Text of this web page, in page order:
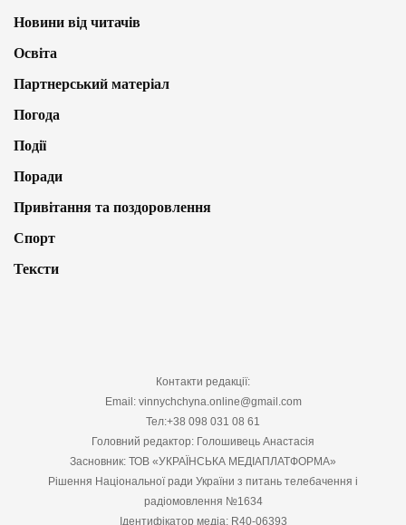
Новини від читачів
Освіта
Партнерський матеріал
Погода
Події
Поради
Привітання та поздоровлення
Спорт
Тексти
Контакти редакції:
Email: vinnychchyna.online@gmail.com
Тел:+38 098 031 08 61
Головний редактор: Голошивець Анастасія
Засновник: ТОВ «УКРАЇНСЬКА МЕДІАПЛАТФОРМА»
Рішення Національної ради України з питань телебачення і
радіомовлення №1634
Ідентифікатор медіа: R40-06393